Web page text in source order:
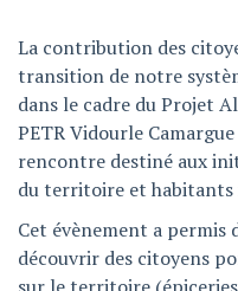
La contribution des
transition de notre
dans le cadre du Projet
PETR Vidourle
rencontre destiné aux
du territoire et habitants
Cet évènement a permis
découvrir des citoyens